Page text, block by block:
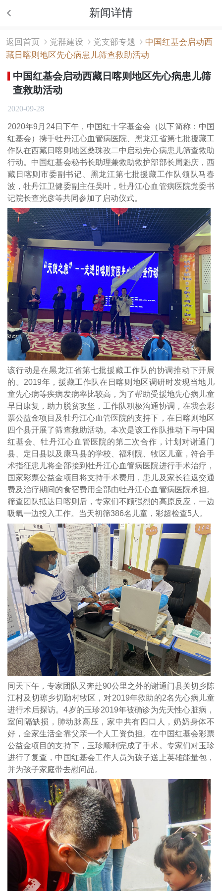
新闻详情
返回首页 党群建设 党支部专题
中国红基会启动西
藏日喀则地区先心病患儿筛查救助活动
中国红基会启动西藏日喀则地区先心病患儿筛
查救助活动
2020-09-28
2020年9月24日下午，中国红十字基金会（以下简称：中国
红基会）携手牡丹江心血管病医院、黑龙江省第七批援藏工
作队在西藏日喀则地区桑珠孜二中启动先心病患儿筛查救助
行动。中国红基会秘书长助理兼救助救护部部长周魁庆，西
藏日喀则市委副书记、黑龙江第七批援藏工作队领队马春
波，牡丹江卫健委副主任吴叶，牡丹江心血管病医院党委书
记院长查光彦等共同参加了启动仪式。
该行动是在黑龙江省第七批援藏工作队的协调推动下开展
的。2019年，援藏工作队在日喀则地区调研时发现当地儿
童先心病等疾病发病率比较高，为了帮助受援地先心病儿童
早日康复，助力脱贫攻坚，工作队积极沟通协调，在我会彩
票公益金项目及牡丹江心血管医院的支持下，在日喀则地区
四个县开展了筛查救助活动。本次是该工作队推动下与中国
红基会、牡丹江心血管医院的第二次合作，计划对谢通门
县、定日县以及康马县的学校、福利院、牧区儿童，符合手
术指征患儿将全部接到牡丹江心血管病医院进行手术治疗，
国家彩票公益金项目将支持手术费用，患儿及家长往返交通
费及治疗期间的食宿费用全部由牡丹江心血管病医院承担。
筛查团队抵达日喀则后，专家们不顾强烈的高原反应，一边
吸氧一边投入工作。当天初筛386名儿童，彩超检查5人。
同天下午，专家团队又奔赴90公里之外的谢通门县关切乡陈
江村及切琼乡切勤村牧区，对2019年救助的2名先心病儿童
进行术后探访。4岁的玉珍2019年被确诊为先天性心脏病，
室间隔缺损，肺动脉高压，家中共有四口人，奶奶身体不
好，全家生活全靠父亲一个人工资负担。在中国红基会彩票
公益金项目的支持下，玉珍顺利完成了手术。专家们对玉珍
进行了复查，中国红基会工作人员为孩子送上英雄能量包，
并为孩子家庭带去慰问品。